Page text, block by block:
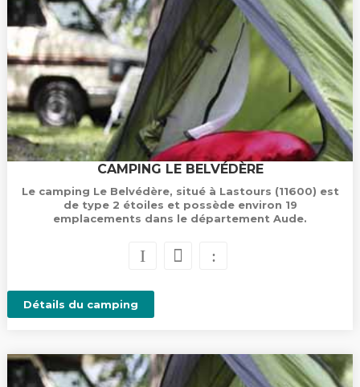
CAMPING LE BELVÉDÈRE
Le camping Le Belvédère, situé à Lastours (11600) est
de type 2 étoiles et possède environ 19
emplacements dans le département Aude.
Détails du camping